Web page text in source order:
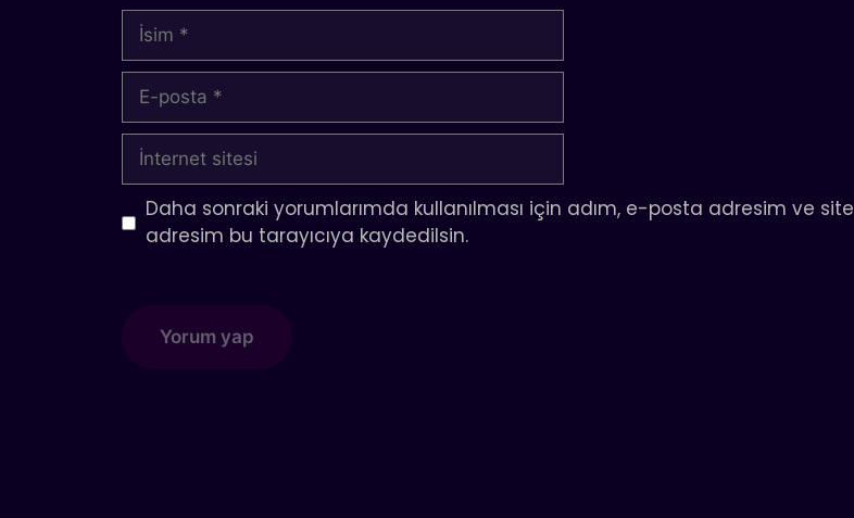
İsim
posta
İnternet
sitesi
Daha sonraki yorumlarımda kullanılması için adım, e-posta adresim ve site
adresim bu tarayıcıya kaydedilsin.